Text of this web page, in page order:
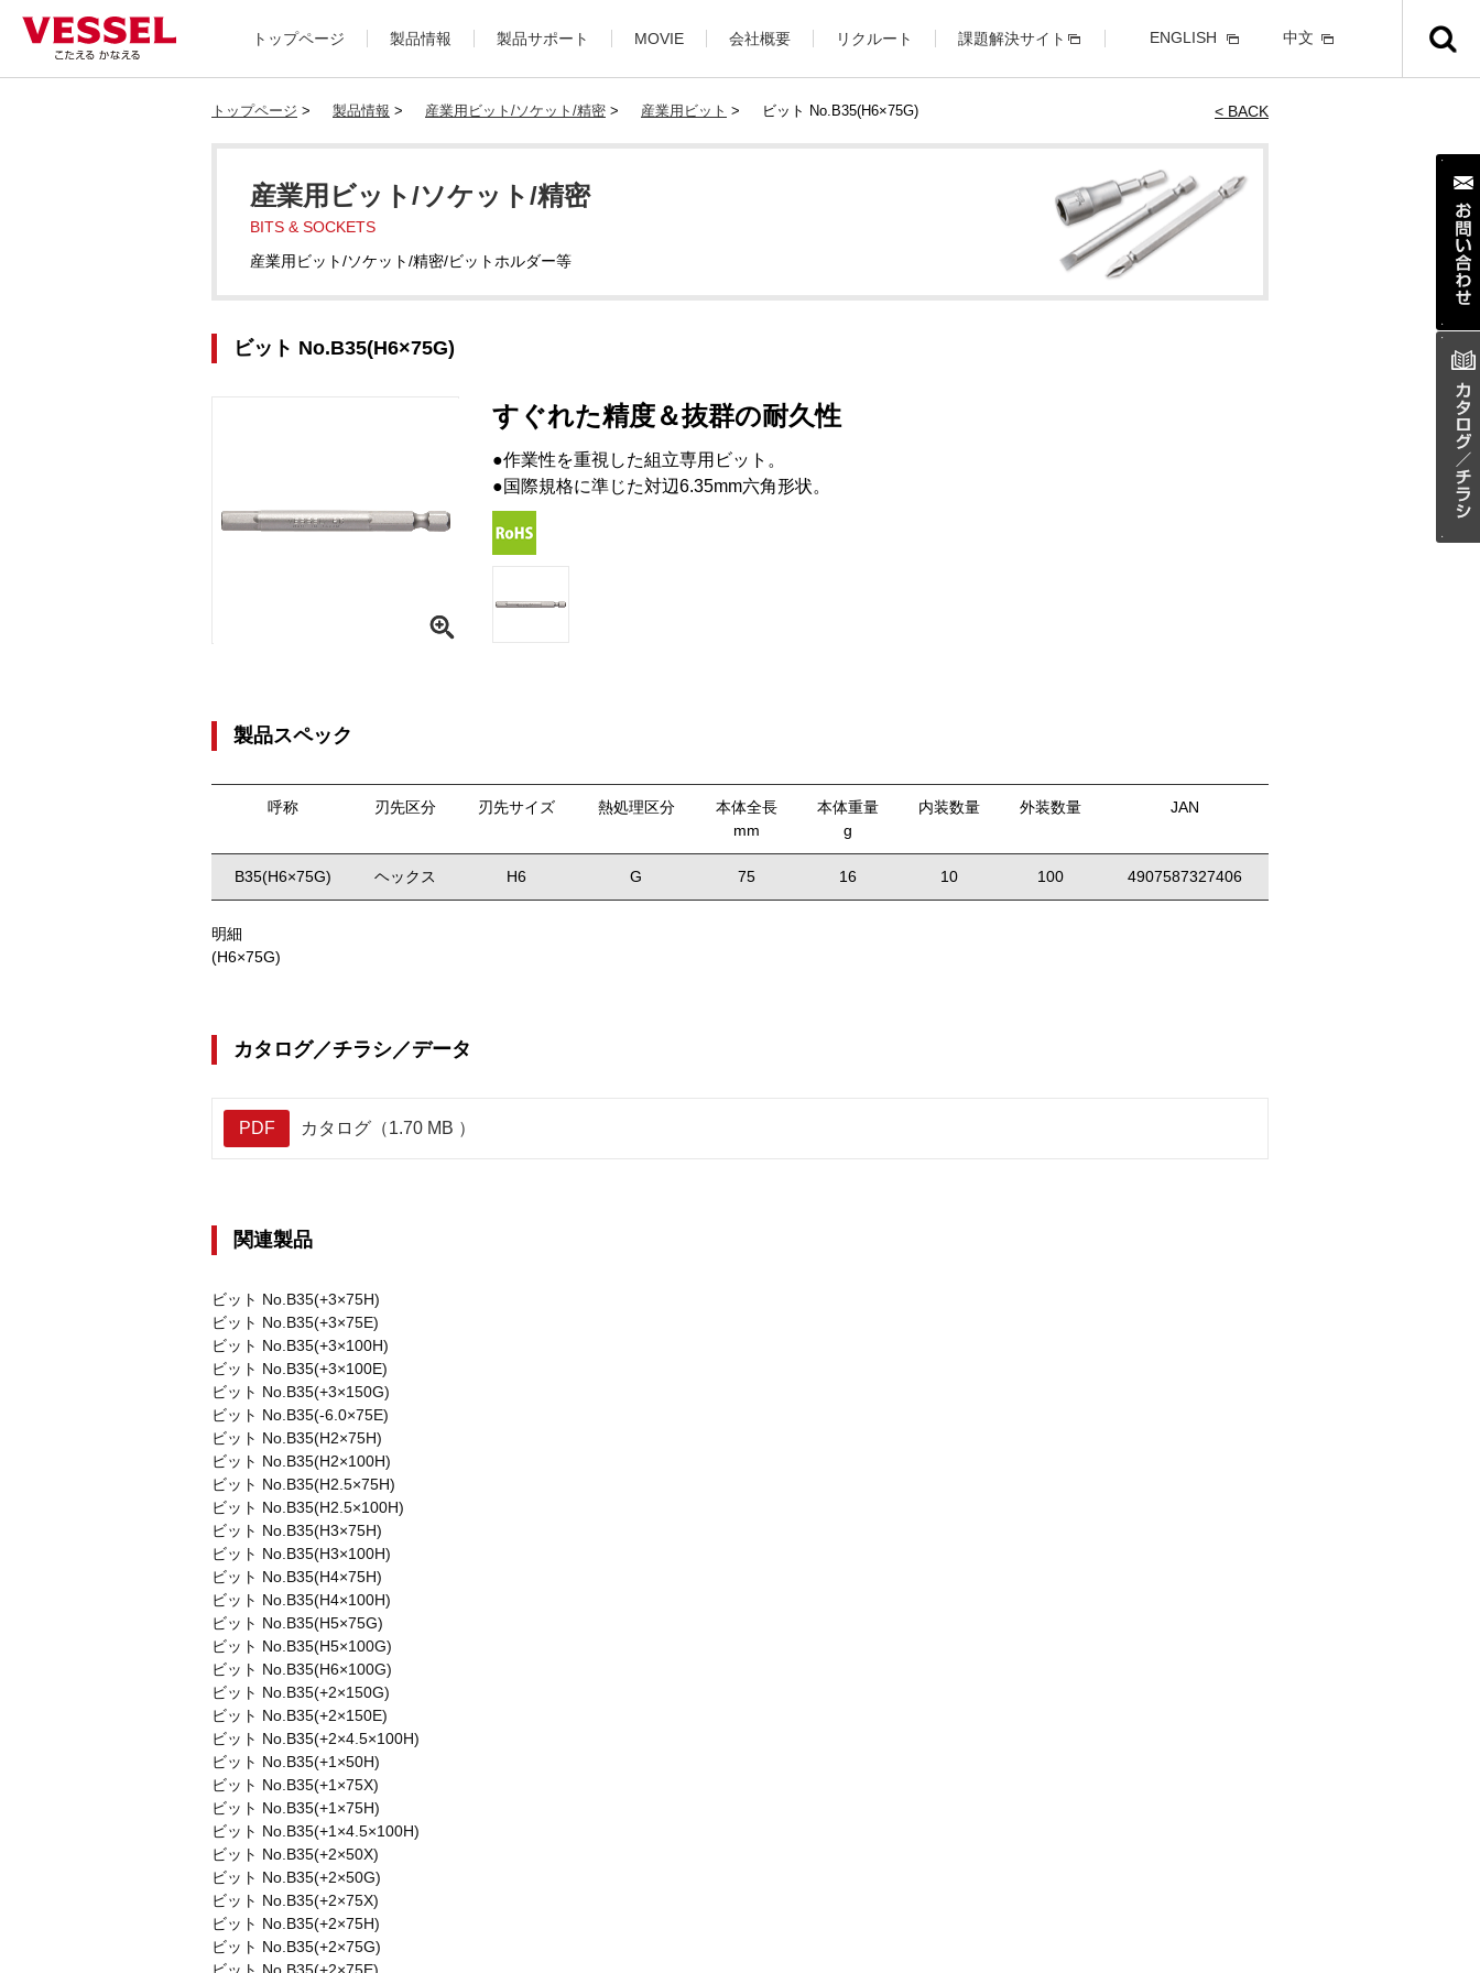
トップページ 製品情報 製品サポート MOVIE 会社概要 リクルート 課題解決サイト ENGLISH 中文
トップページ > 製品情報 > 産業用ビット/ソケット/精密 > 産業用ビット > ビット No.B35(H6×75G) < BACK
産業用ビット/ソケット/精密
BITS & SOCKETS
産業用ビット/ソケット/精密/ビットホルダー等
ビット No.B35(H6×75G)
すぐれた精度＆抜群の耐久性
●作業性を重視した組立専用ビット。
●国際規格に準じた対辺6.35mm六角形状。
製品スペック
呼称 刃先区分 刃先サイズ 熱処理区分
本体全長
mm
本体重量
g
内装数量 外装数量 JAN
B35(H6×75G) ヘックス H6 G 75 16 10 100 4907587327406
明細
(H6×75G)
カタログ／チラシ／データ
PDF カタログ（1.70 MB ）
関連製品
ビット No.B35(+3×75H)
ビット No.B35(+3×75E)
ビット No.B35(+3×100H)
ビット No.B35(+3×100E)
ビット No.B35(+3×150G)
ビット No.B35(-6.0×75E)
ビット No.B35(H2×75H)
ビット No.B35(H2×100H)
ビット No.B35(H2.5×75H)
ビット No.B35(H2.5×100H)
ビット No.B35(H3×75H)
ビット No.B35(H3×100H)
ビット No.B35(H4×75H)
ビット No.B35(H4×100H)
ビット No.B35(H5×75G)
ビット No.B35(H5×100G)
ビット No.B35(H6×100G)
ビット No.B35(+2×150G)
ビット No.B35(+2×150E)
ビット No.B35(+2×4.5×100H)
ビット No.B35(+1×50H)
ビット No.B35(+1×75X)
ビット No.B35(+1×75H)
ビット No.B35(+1×4.5×100H)
ビット No.B35(+2×50X)
ビット No.B35(+2×50G)
ビット No.B35(+2×75X)
ビット No.B35(+2×75H)
ビット No.B35(+2×75G)